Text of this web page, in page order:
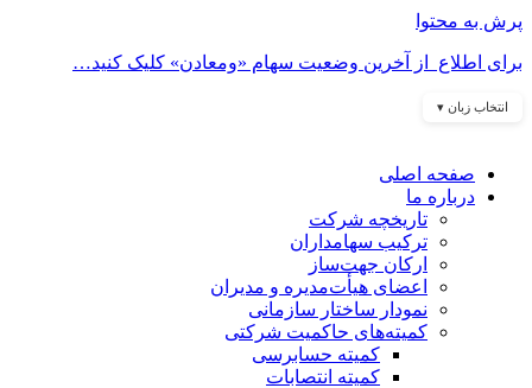
پرش به محتوا
برای اطلاع از آخرین وضعیت سهام «ومعادن» کلیک کنید…
انتخاب زبان ▾
صفحه اصلی
درباره ما
تاریخچه شرکت
ترکیب سهامداران
ارکان جهت‌ساز
اعضای هیأت‌مدیره و مدیران
نمودار ساختار سازمانی
کمیته‌های حاکمیت شرکتی
کمیته حسابرسی
کمیته انتصابات